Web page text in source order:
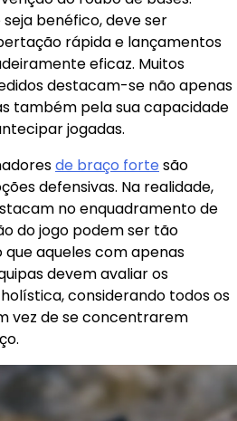
benéfico, deve ser
rápida e lançamentos
eficaz. Muitos
destacam-se não apenas
também pela sua capacidade
jogadas.
de braço forte são
defensivas. Na realidade,
no enquadramento de
do jogo podem ser tão
que aqueles com apenas
devem avaliar os
considerando todos os
vez de se concentrarem